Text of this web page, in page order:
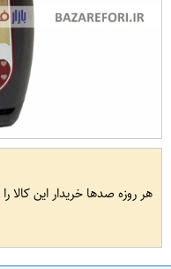
هر روزه صدها خریدار این کالا